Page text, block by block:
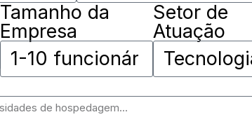
Tamanho da
Empresa
Setor de
Atuação